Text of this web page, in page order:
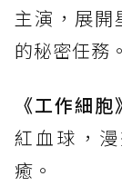
主演，展開
的秘密任務。
《工作細
紅血球，
癒。